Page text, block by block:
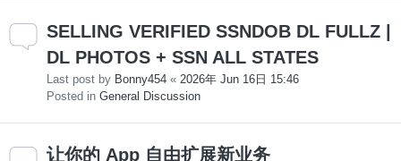
SELLING VERIFIED SSNDOB DL FULLZ |
DL PHOTOS + SSN ALL STATES
Last post by Bonny454 « 2026年 Jun 16日 15:46
Posted in General Discussion
让你的 App 自由扩展新业务